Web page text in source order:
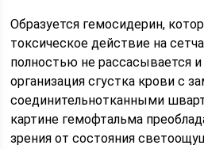
Образуется гемосидерин,
токсическое действие на
полностью не рассасывается и
организация сгустка крови с
соединительнотканными
картине гемофтальма
зрения от состояния